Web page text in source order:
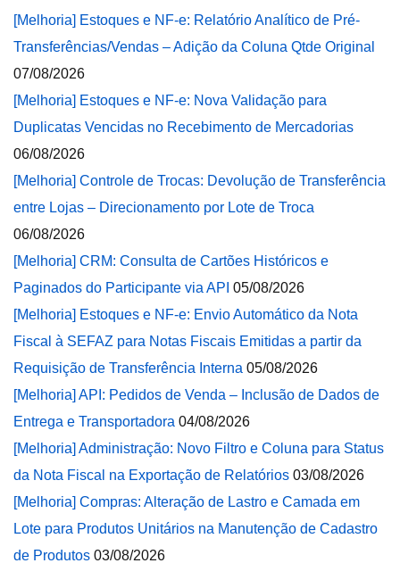
[Melhoria] Estoques e NF-e: Relatório Analítico de Pré-
Transferências/Vendas – Adição da Coluna Qtde Original
07/08/2026
[Melhoria] Estoques e NF-e: Nova Validação para
Duplicatas Vencidas no Recebimento de Mercadorias
06/08/2026
[Melhoria] Controle de Trocas: Devolução de Transferência
entre Lojas – Direcionamento por Lote de Troca
06/08/2026
[Melhoria] CRM: Consulta de Cartões Históricos e
Paginados do Participante via API 05/08/2026
[Melhoria] Estoques e NF-e: Envio Automático da Nota
Fiscal à SEFAZ para Notas Fiscais Emitidas a partir da
Requisição de Transferência Interna 05/08/2026
[Melhoria] API: Pedidos de Venda – Inclusão de Dados de
Entrega e Transportadora 04/08/2026
[Melhoria] Administração: Novo Filtro e Coluna para Status
da Nota Fiscal na Exportação de Relatórios 03/08/2026
[Melhoria] Compras: Alteração de Lastro e Camada em
Lote para Produtos Unitários na Manutenção de Cadastro
de Produtos 03/08/2026